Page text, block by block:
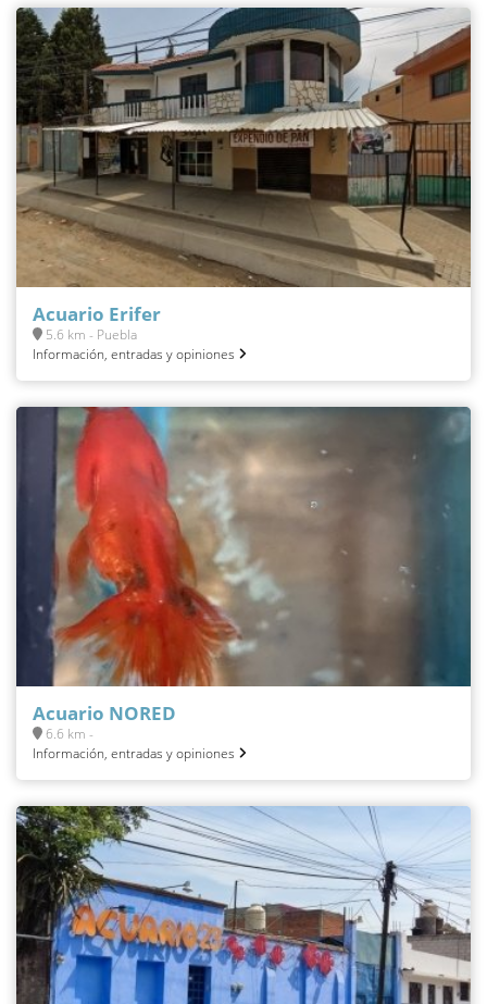
Acuario Erifer
5.6 km - Puebla
Información, entradas y opiniones
Acuario NORED
6.6 km -
Información, entradas y opiniones